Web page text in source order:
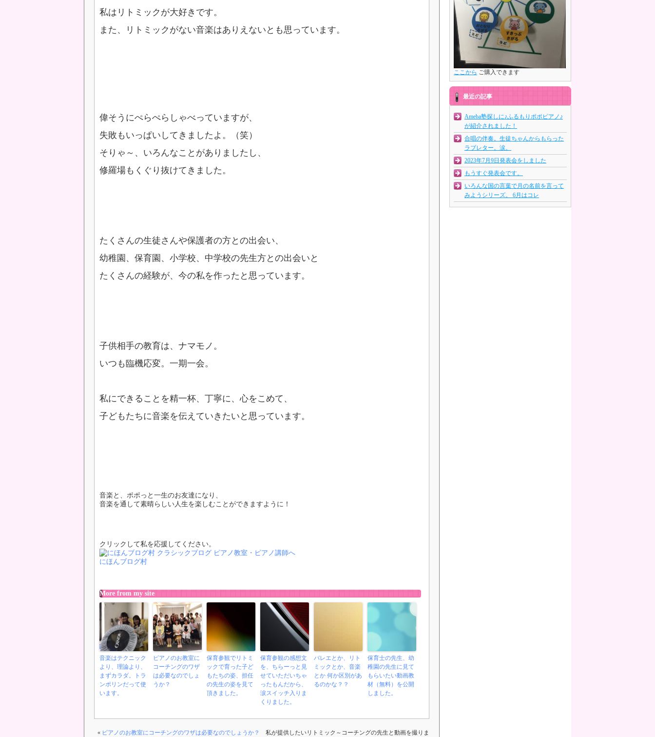
私はリトミックが大好きです。
また、リトミックがない音楽はありえないとも思っています。
偉そうにぺらぺらしゃべっていますが、
失敗もいっぱいしてきましたよ。（笑）
そりゃ～、いろんなことがありましたし、
修羅場もくぐり抜けてきました。
たくさんの生徒さんや保護者の方との出会い、
幼稚園、保育園、小学校、中学校の先生方との出会いと
たくさんの経験が、今の私を作ったと思っています。
子供相手の教育は、ナマモノ。
いつも臨機応変。一期一会。
私にできることを精一杯、丁寧に、心をこめて、
子どもたちに音楽を伝えていきたいと思っています。
音楽と、ポポっと一生のお友達になり、
音楽を通して素晴らしい人生を楽しむことができますように！
クリックして私を応援してください。
にほんブログ村
More from my site
音楽はテクニック
より、理論より、
まずカラダ。トラ
ンポリンだって使
います。
ピアノのお教室に
コーチングのワザ
は必要なのでしょ
うか？
保育参観でリトミ
ックで育った子ど
もたちの姿、担任
の先生の姿を見て
頂きました。
保育参観の感想文
を、ちらーっと見
せていただいちゃ
ったもんだから、
涙スイッチ入りま
くりました。
バレエとか、リト
ミックとか、音楽
とか 何か区別があ
るのかな？？
保育士の先生、幼
稚園の先生に見て
もらいたい動画教
材（無料）を公開
しました。
« ピアノのお教室にコーチングのワザは必要なのでしょうか？ 私が提供したいリトミック～コーチングの先生と動画を撮りま
ここから ご購入できます
最近の記事
Ameba塾探しに♪ふるもりポポピアノ♪
が紹介されました！
合唱の伴奏。生徒ちゃんからもらった
ラブレター。涙。
2023年7月9日発表会をしました
もうすぐ発表会です。
いろんな国の言葉で月の名前を言って
みようシリーズ。 6月はコレ